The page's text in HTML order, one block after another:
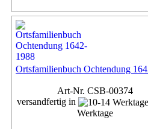
Ortsfamilienbuch Ochtendung
Art-Nr. CSB-00374
versandfertig in
Werktage